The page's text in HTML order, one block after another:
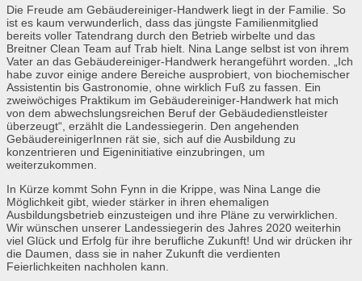
Die Freude am Gebäudereiniger-Handwerk liegt in der Familie. So
ist es kaum verwunderlich, dass das jüngste Familienmitglied
bereits voller Tatendrang durch den Betrieb wirbelte und das
Breitner Clean Team auf Trab hielt. Nina Lange selbst ist von ihrem
Vater an das Gebäudereiniger-Handwerk herangeführt worden. „Ich
habe zuvor einige andere Bereiche ausprobiert, von biochemischer
Assistentin bis Gastronomie, ohne wirklich Fuß zu fassen. Ein
zweiwöchiges Praktikum im Gebäudereiniger-Handwerk hat mich
von dem abwechslungsreichen Beruf der Gebäudedienstleister
überzeugt“, erzählt die Landessiegerin. Den angehenden
GebäudereinigerInnen rät sie, sich auf die Ausbildung zu
konzentrieren und Eigeninitiative einzubringen, um
weiterzukommen.
In Kürze kommt Sohn Fynn in die Krippe, was Nina Lange die
Möglichkeit gibt, wieder stärker in ihren ehemaligen
Ausbildungsbetrieb einzusteigen und ihre Pläne zu verwirklichen.
Wir wünschen unserer Landessiegerin des Jahres 2020 weiterhin
viel Glück und Erfolg für ihre berufliche Zukunft! Und wir drücken ihr
die Daumen, dass sie in naher Zukunft die verdienten
Feierlichkeiten nachholen kann.